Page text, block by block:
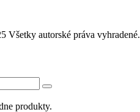
Všetky autorské práva vyhradené.
produkty.